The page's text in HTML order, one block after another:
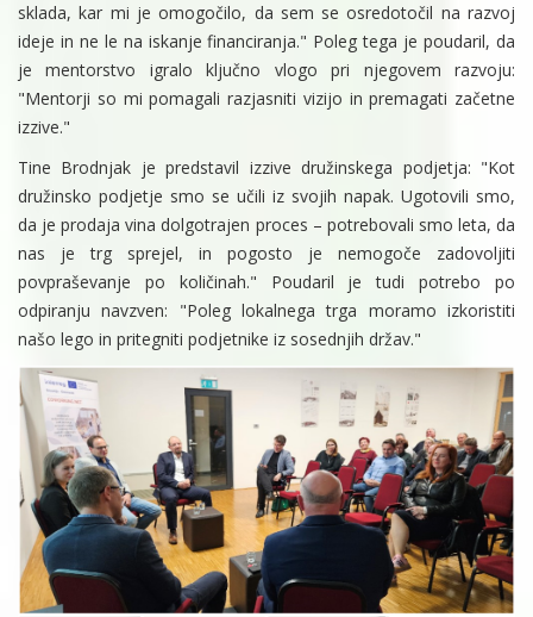
sklada, kar mi je omogočilo, da sem se osredotočil na razvoj
ideje in ne le na iskanje financiranja." Poleg tega je poudaril, da
je mentorstvo igralo ključno vlogo pri njegovem razvoju:
"Mentorji so mi pomagali razjasniti vizijo in premagati začetne
izzive."
Tine Brodnjak je predstavil izzive družinskega podjetja: "Kot
družinsko podjetje smo se učili iz svojih napak. Ugotovili smo,
da je prodaja vina dolgotrajen proces – potrebovali smo leta, da
nas je trg sprejel, in pogosto je nemogoče zadovoljiti
povpraševanje po količinah." Poudaril je tudi potrebo po
odpiranju navzven: "Poleg lokalnega trga moramo izkoristiti
našo lego in pritegniti podjetnike iz sosednjih držav."